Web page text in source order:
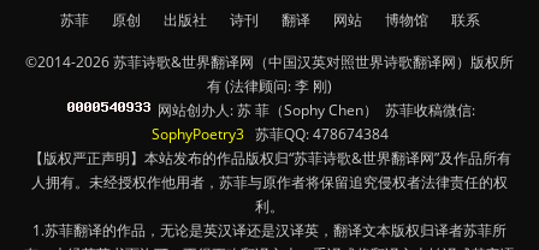
苏菲 原创 出版社 诗刊 翻译 网站 博物馆 联系
©2014-2026 苏菲诗歌&世界翻译网（中国汉英对照世界诗歌翻译网）版权所
有 (法律顾问: 李 刚)
网站创办人: 苏 菲（Sophy Chen） 苏菲收稿微信:
SophyPoetry3苏菲QQ: 478674384
【版权严正声明】本站发布的作品版权归“苏菲诗歌&世界翻译网”及作品所有
人拥有。未经授权作他用者，苏菲与原作者将保留追究侵权者法律责任的权
利。
1.苏菲翻译的作品，无论是英汉译还是汉译英，翻译文本版权归译者苏菲所